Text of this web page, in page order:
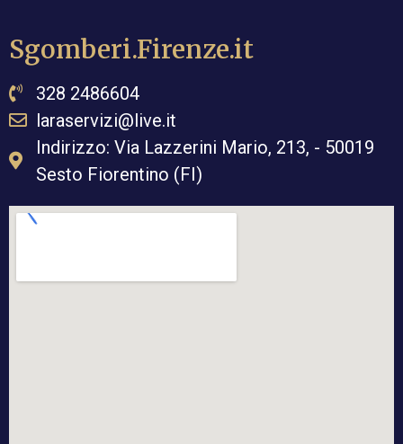
Sgomberi.Firenze.it
328 2486604
laraservizi@live.it
Indirizzo: Via Lazzerini Mario, 213, - 50019
Sesto Fiorentino (FI)